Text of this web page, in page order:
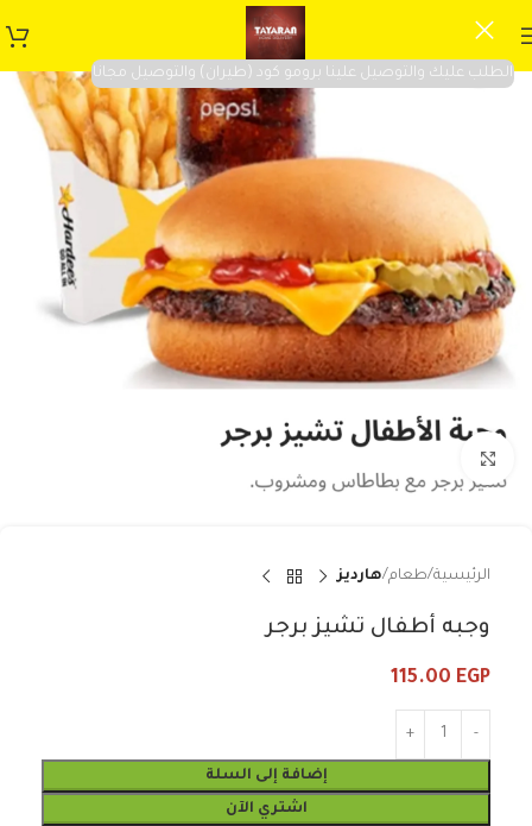
الطلب عليك والتوصيل علينا برومو كود (طيران) والتوصيل مجانا
الرئيسية طعام هارديز
وجبه أطفال تشيز برجر
115.00 EGP
إضافة إلى السلة
اشتري الآن